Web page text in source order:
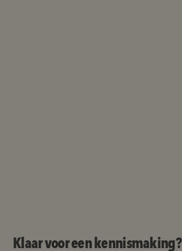
Klaar voor een kennismaking?